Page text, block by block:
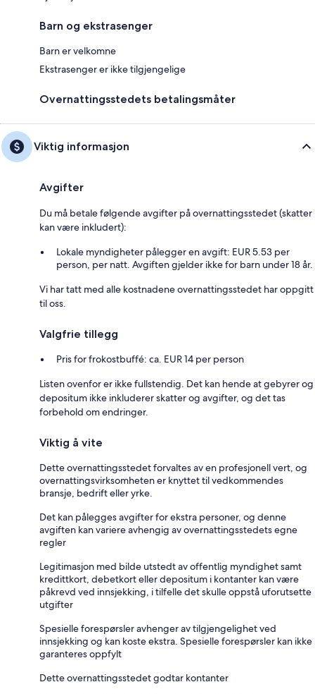
Barn og ekstrasenger
Barn er velkomne
Ekstrasenger er ikke tilgjengelige
Overnattingsstedets betalingsmåter
Viktig informasjon
Avgifter
Du må betale følgende avgifter på overnattingsstedet (skatter
kan være inkludert):
Lokale myndigheter pålegger en avgift: EUR 5.53 per
person, per natt. Avgiften gjelder ikke for barn under 18 år.
Vi har tatt med alle kostnadene overnattingsstedet har oppgitt
til oss.
Valgfrie tillegg
Pris for frokostbuffé: ca. EUR 14 per person
Listen ovenfor er ikke fullstendig. Det kan hende at gebyrer og
depositum ikke inkluderer skatter og avgifter, og det tas
forbehold om endringer.
Viktig å vite
Dette overnattingsstedet forvaltes av en profesjonell vert, og
overnattingsvirksomheten er knyttet til vedkommendes
bransje, bedrift eller yrke.
Det kan pålegges avgifter for ekstra personer, og denne
avgiften kan variere avhengig av overnattingsstedets egne
regler
Legitimasjon med bilde utstedt av offentlig myndighet samt
kredittkort, debetkort eller depositum i kontanter kan være
påkrevd ved innsjekking, i tilfelle det skulle oppstå uforutsette
utgifter
Spesielle forespørsler avhenger av tilgjengelighet ved
innsjekking og kan koste ekstra. Spesielle forespørsler kan ikke
garanteres oppfylt
Dette overnattingsstedet godtar kontanter